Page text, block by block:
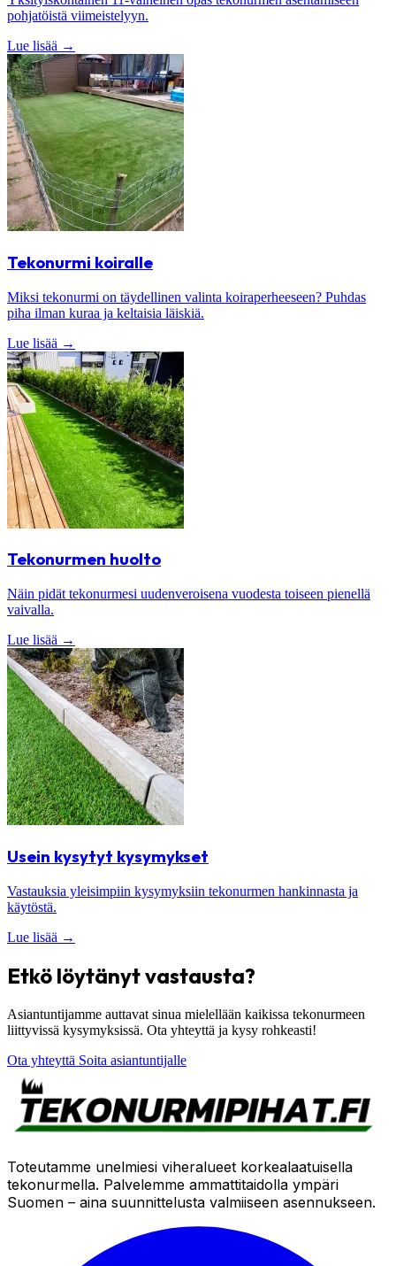
pohjatöistä viimeistelyyn.
Lue lisää →
Tekonurmi koiralle
Miksi tekonurmi on täydellinen valinta koiraperheeseen? Puhdas
piha ilman kuraa ja keltaisia läiskiä.
Lue lisää →
Tekonurmen huolto
Näin pidät tekonurmesi uudenveroisena vuodesta toiseen pienellä
vaivalla.
Lue lisää →
Usein kysytyt kysymykset
Vastauksia yleisimpiin kysymyksiin tekonurmen hankinnasta ja
käytöstä.
Lue lisää →
Etkö löytänyt vastausta?
Asiantuntijamme auttavat sinua mielellään kaikissa tekonurmeen
liittyvissä kysymyksissä. Ota yhteyttä ja kysy rohkeasti!
Ota yhteyttä Soita asiantuntijalle
Toteutamme unelmiesi viheralueet korkealaatuisella
tekonurmella. Palvelemme ammattitaidolla ympäri
Suomen – aina suunnittelusta valmiiseen asennukseen.